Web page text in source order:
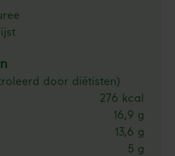
door diëtisten)
276 kcal
16,9 g
13,6 g
5 g